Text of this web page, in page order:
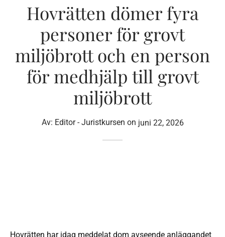
Hovrätten dömer fyra
personer för grovt
miljöbrott och en person
för medhjälp till grovt
miljöbrott
Av: Editor - Juristkursen on juni 22, 2026
Hovrätten har idag meddelat dom avseende anläggandet